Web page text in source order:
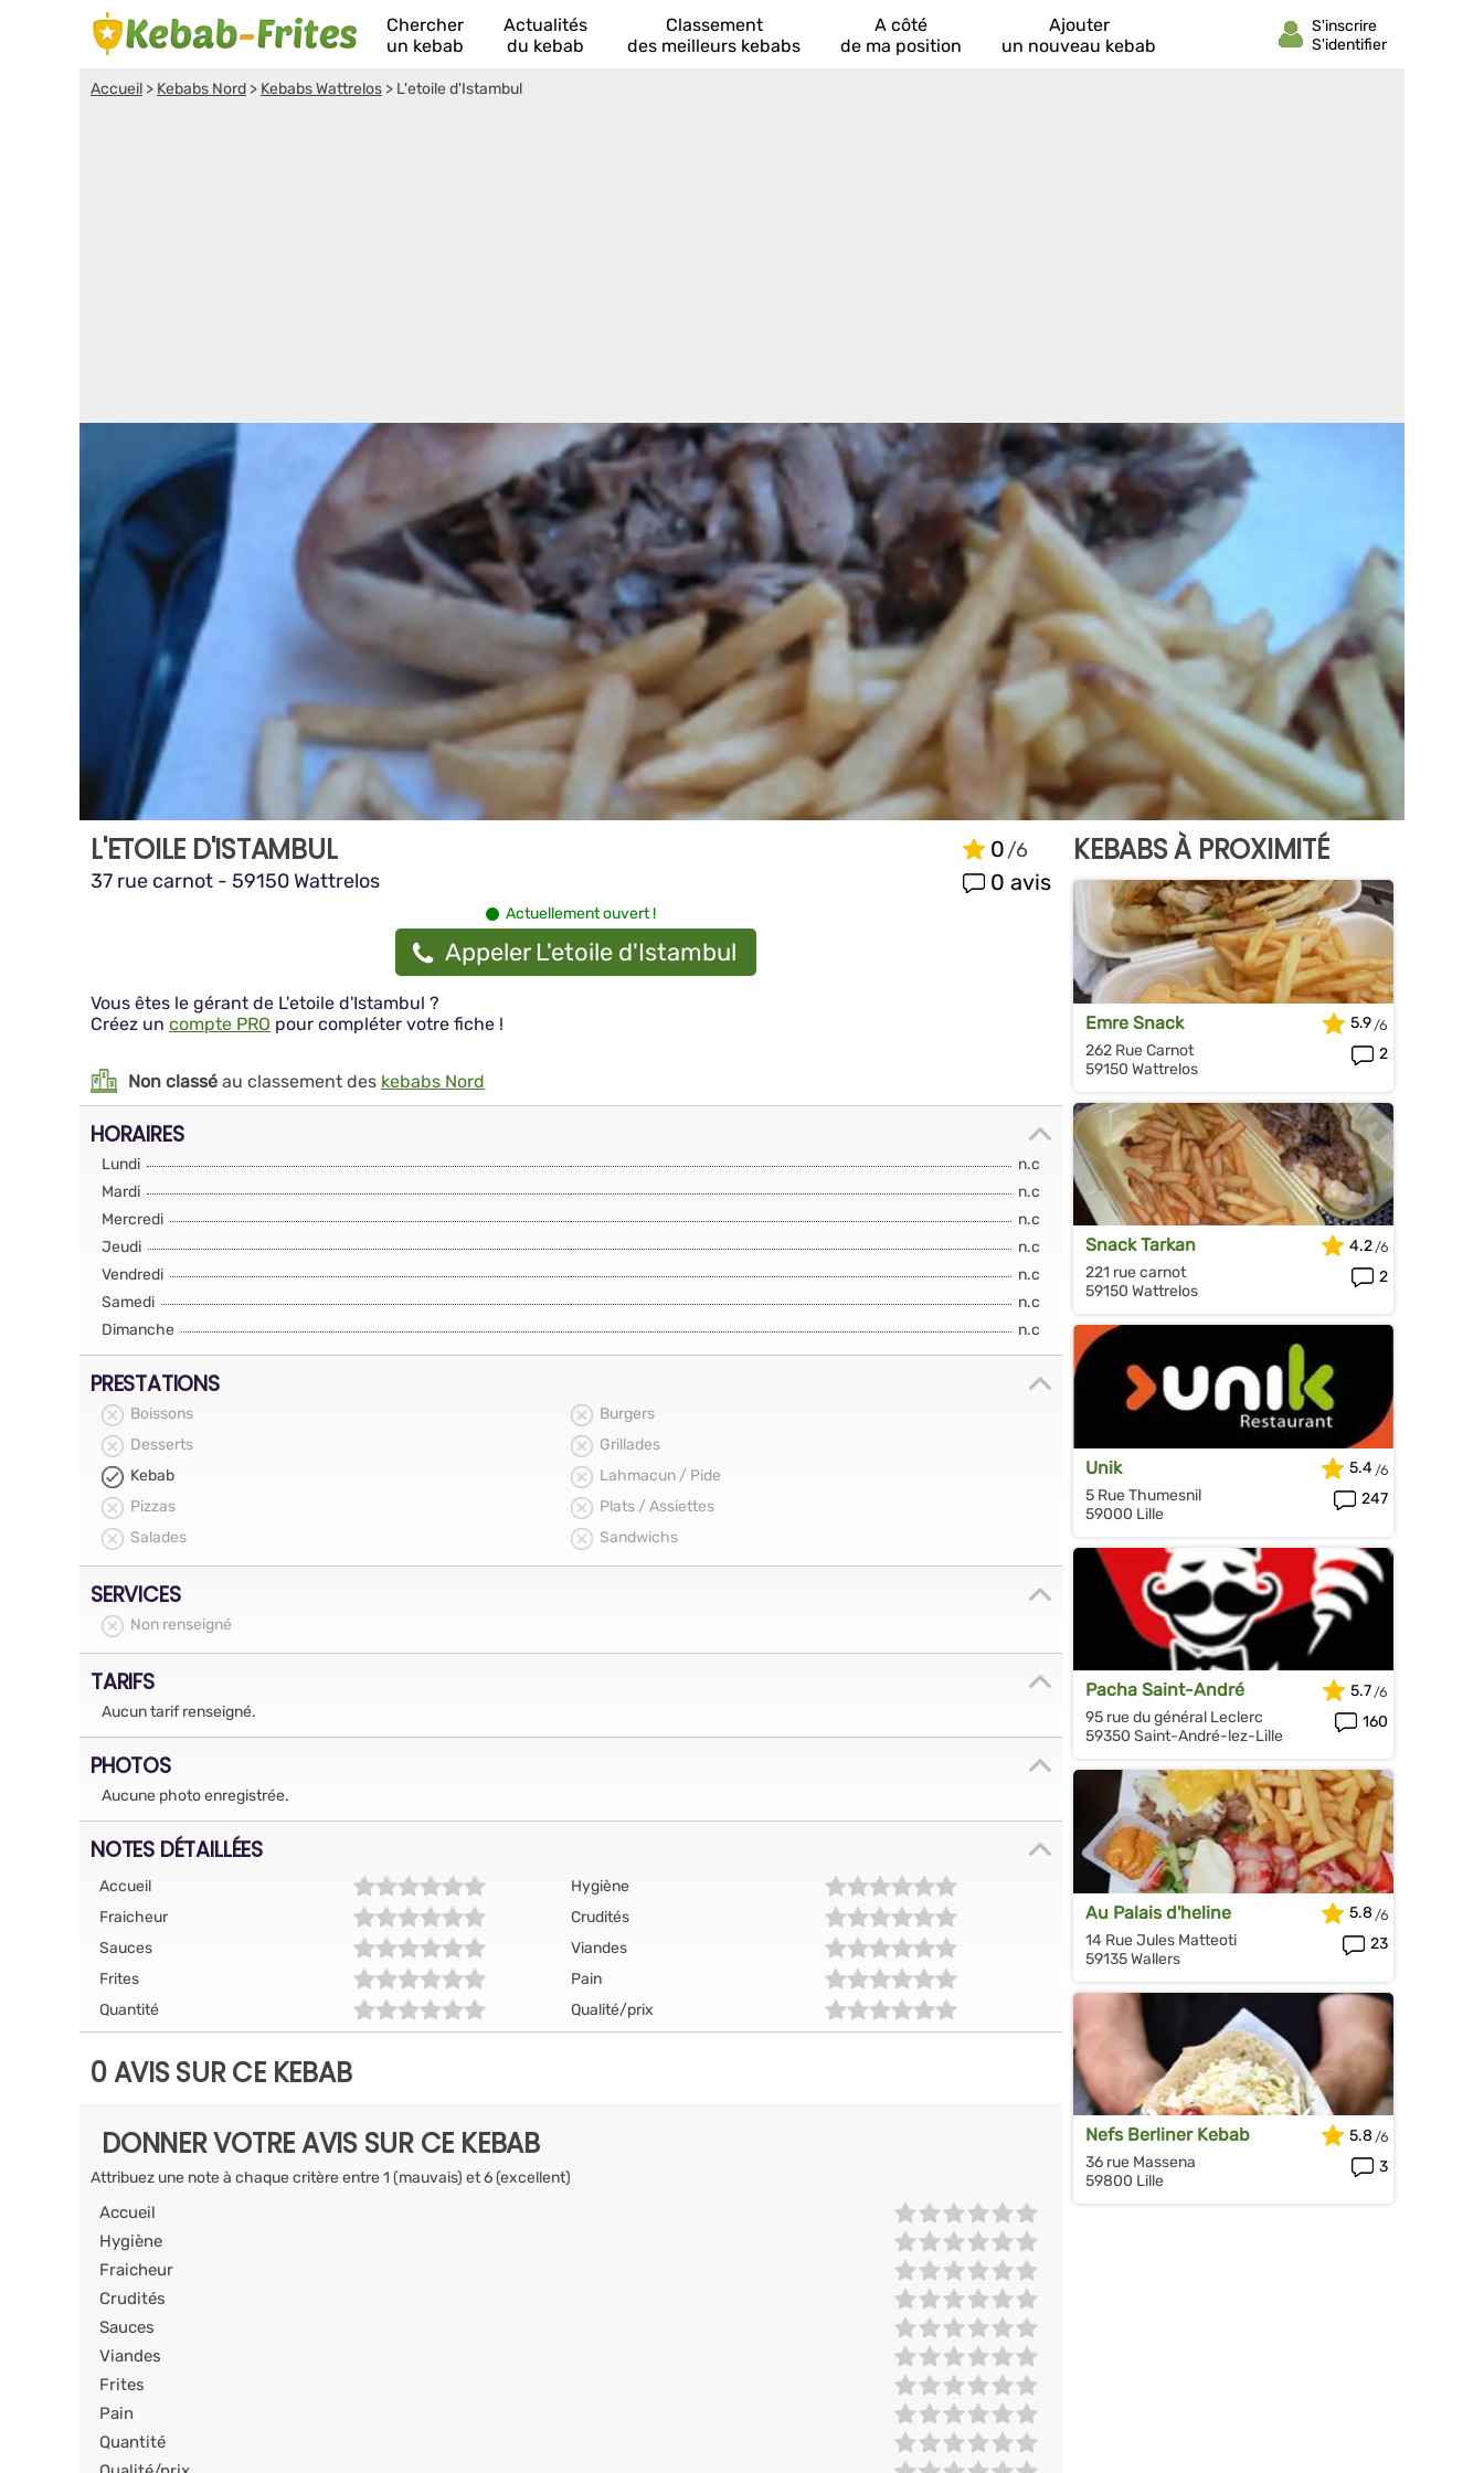
Chercher
un kebab
Actualités
du kebab
Classement
des meilleurs kebabs
A côté
de ma position
Ajouter
un nouveau kebab
Accueil > Kebabs Nord > Kebabs Wattrelos > L'etoile d'Istambul
L'ETOILE D'ISTAMBUL
37 rue carnot - 59150 Wattrelos
0
0 avis
Actuellement ouvert !
Appeler L'etoile d'Istambul
Vous êtes le gérant de L'etoile d'Istambul ?
Créez un compte PRO pour compléter votre fiche !
Non classé au classement des kebabs Nord
HORAIRES
Lundi
n.c
Mardi
n.c
Mercredi
n.c
Jeudi
n.c
Vendredi
n.c
Samedi
n.c
Dimanche
n.c
PRESTATIONS
Boissons
Burgers
Desserts
Grillades
Kebab
Lahmacun / Pide
Pizzas
Plats / Assiettes
Salades
Sandwichs
SERVICES
Non renseigné
TARIFS
Aucun tarif renseigné.
PHOTOS
Aucune photo enregistrée.
NOTES DÉTAILLÉES
Accueil
Hygiène
Fraicheur
Crudités
Sauces
Viandes
Frites
Pain
Quantité
Qualité/prix
0 AVIS SUR CE KEBAB
DONNER VOTRE AVIS SUR CE KEBAB
Attribuez une note à chaque critère entre 1 (mauvais) et 6 (excellent)
Accueil
Hygiène
Fraicheur
Crudités
Sauces
Viandes
Frites
Pain
Quantité
KEBABS À PROXIMITÉ
Emre Snack
262 Rue Carnot
59150 Wattrelos
5.9
2
Snack Tarkan
221 rue carnot
59150 Wattrelos
4.2
2
Unik
5 Rue Thumesnil
59000 Lille
5.4
247
Pacha Saint-André
95 rue du général Leclerc
59350 Saint-André-lez-Lille
5.7
160
Au Palais d'heline
14 Rue Jules Matteoti
59135 Wallers
5.8
23
Nefs Berliner Kebab
36 rue Massena
59800 Lille
5.8
3